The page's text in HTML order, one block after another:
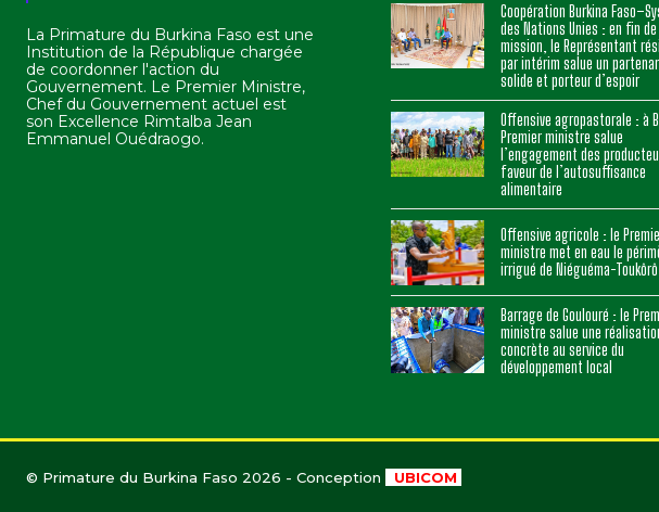
La Primature du Burkina Faso est une
Institution de la République chargée
de coordonner l'action du
Gouvernement. Le Premier Ministre,
Chef du Gouvernement actuel est
son Excellence Rimtalba Jean
Emmanuel Ouédraogo.
Coopération Burkina
des Nations Unies : en fin de
mission, le Représentant
par intérim salue un
solide et porteur d’espoir
Offensive agropastorale : à
Premier ministre salue
l’engagement des
faveur de l’autosuffisance
alimentaire
Offensive agricole : le
ministre met en eau le
irrigué de Niéguéma-Toukôrô
Barrage de Goulouré : le
ministre salue une
concrète au service du
développement local
© Primature du Burkina Faso 2026 - Conception UBICOM